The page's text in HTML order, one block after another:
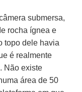
submersa,
rocha ígnea e
topo dele havia
é realmente
Não existe
área de 50